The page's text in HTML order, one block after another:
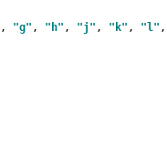
, "g" , "h" , "j" , "k" , "l"